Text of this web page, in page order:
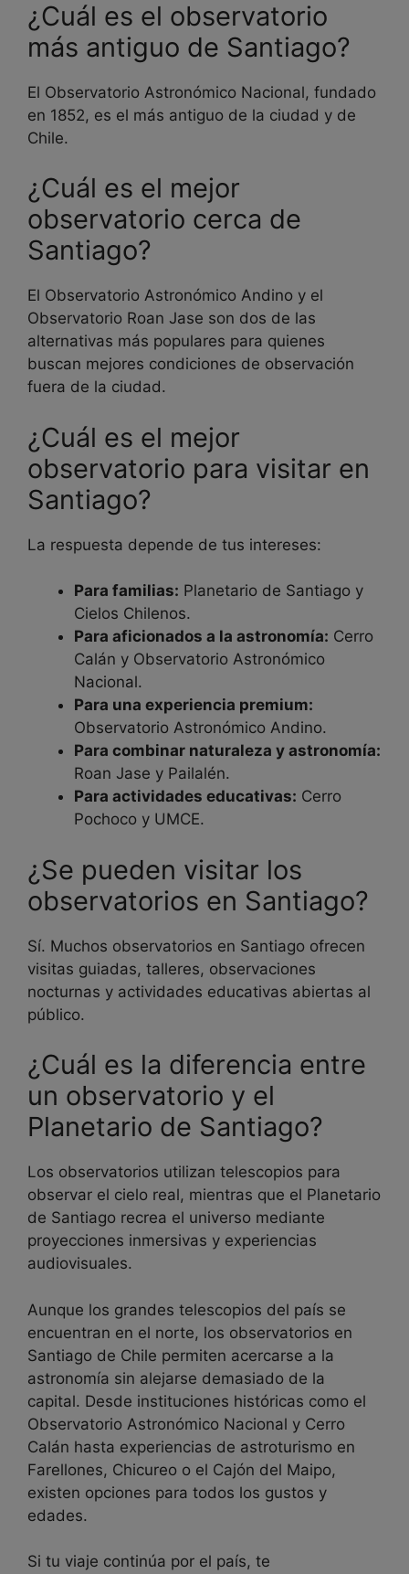
¿Cuál es el observatorio
más antiguo de Santiago?
El Observatorio Astronómico Nacional, fundado
en 1852, es el más antiguo de la ciudad y de
Chile.
¿Cuál es el mejor
observatorio cerca de
Santiago?
El Observatorio Astronómico Andino y el
Observatorio Roan Jase son dos de las
alternativas más populares para quienes
buscan mejores condiciones de observación
fuera de la ciudad.
¿Cuál es el mejor
observatorio para visitar en
Santiago?
La respuesta depende de tus intereses:
Para familias: Planetario de Santiago y
Cielos Chilenos.
Para aficionados a la astronomía: Cerro
Calán y Observatorio Astronómico
Nacional.
Para una experiencia premium:
Observatorio Astronómico Andino.
Para combinar naturaleza y astronomía:
Roan Jase y Pailalén.
Para actividades educativas: Cerro
Pochoco y UMCE.
¿Se pueden visitar los
observatorios en Santiago?
Sí. Muchos observatorios en Santiago ofrecen
visitas guiadas, talleres, observaciones
nocturnas y actividades educativas abiertas al
público.
¿Cuál es la diferencia entre
un observatorio y el
Planetario de Santiago?
Los observatorios utilizan telescopios para
observar el cielo real, mientras que el Planetario
de Santiago recrea el universo mediante
proyecciones inmersivas y experiencias
audiovisuales.
Aunque los grandes telescopios del país se
encuentran en el norte, los observatorios en
Santiago de Chile permiten acercarse a la
astronomía sin alejarse demasiado de la
capital. Desde instituciones históricas como el
Observatorio Astronómico Nacional y Cerro
Calán hasta experiencias de astroturismo en
Farellones, Chicureo o el Cajón del Maipo,
existen opciones para todos los gustos y
edades.
Si tu viaje continúa por el país, te